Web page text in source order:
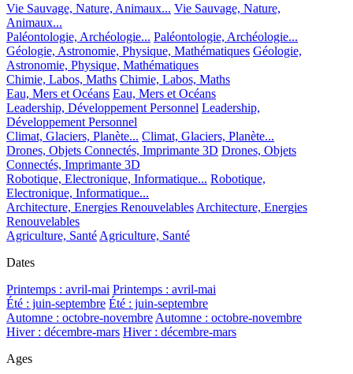
Vie Sauvage, Nature, Animaux... Vie Sauvage, Nature,
Animaux...
Paléontologie, Archéologie... Paléontologie, Archéologie...
Géologie, Astronomie, Physique, Mathématiques Géologie,
Astronomie, Physique, Mathématiques
Chimie, Labos, Maths Chimie, Labos, Maths
Eau, Mers et Océans Eau, Mers et Océans
Leadership, Développement Personnel Leadership,
Développement Personnel
Climat, Glaciers, Planète... Climat, Glaciers, Planète...
Drones, Objets Connectés, Imprimante 3D Drones, Objets
Connectés, Imprimante 3D
Robotique, Electronique, Informatique... Robotique,
Electronique, Informatique...
Architecture, Energies Renouvelables Architecture, Energies
Renouvelables
Agriculture, Santé Agriculture, Santé
Dates
Printemps : avril-mai Printemps : avril-mai
Été : juin-septembre Été : juin-septembre
Automne : octobre-novembre Automne : octobre-novembre
Hiver : décembre-mars Hiver : décembre-mars
Ages